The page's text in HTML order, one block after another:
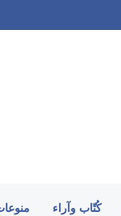
كُتّاب وآراء